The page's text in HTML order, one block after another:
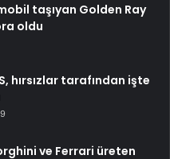
taşıyan Golden Ray
oldu
hırsızlar tarafından işte
ve Ferrari üreten